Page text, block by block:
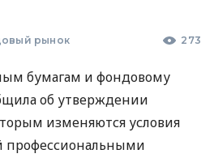
рынок 273
бумагам и фондовому
об утверждении
изменяются условия
профессиональными